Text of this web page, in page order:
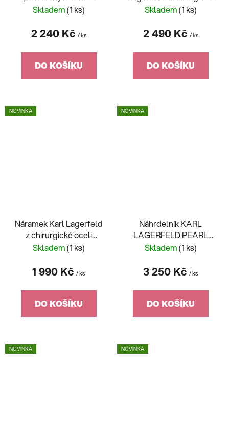
Pearl KLAYR13
Skladem(1 ks)
2 240 Kč / ks
DO KOŠÍKU
oceli Pearl KLAYR12
Skladem(1 ks)
2 490 Kč / ks
DO KOŠÍKU
NOVINKA
Náramek Karl Lagerfeld
z chirurgické oceli
KLAYR08
Skladem(1 ks)
1 990 Kč / ks
DO KOŠÍKU
NOVINKA
Náhrdelník KARL
LAGERFELD PEARL
KLAYR03
Skladem(1 ks)
3 250 Kč / ks
DO KOŠÍKU
NOVINKA NOVINKA